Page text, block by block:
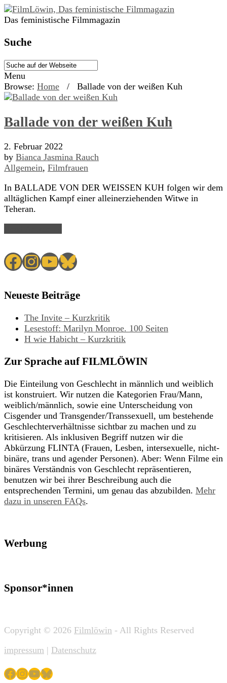
Das feministische Filmmagazin
Suche
Menu
Browse: Home / Ballade von der weißen Kuh
Ballade von der weißen Kuh
2. Februar 2022
by Bianca Jasmina Rauch
Allgemein, Filmfrauen
In BALLADE VON DER WEISSEN KUH folgen wir dem
alltäglichen Kampf einer alleinerziehenden Witwe in
Teheran.
Facebook
Instagram
YouTube
Bluesky
Neueste Beiträge
The Invite – Kurzkritik
Lesestoff: Marilyn Monroe. 100 Seiten
H wie Habicht – Kurzkritik
Zur Sprache auf FILMLÖWIN
Die Einteilung von Geschlecht in männlich und weiblich
ist konstruiert. Wir nutzen die Kategorien Frau/Mann,
weiblich/männlich, sowie eine Unterscheidung von
Cisgender und Transgender/Transsexuell, um bestehende
Geschlechterverhältnisse sichtbar zu machen und zu
kritisieren. Als inklusiven Begriff nutzen wir die
Abkürzung FLINTA (Frauen, Lesben, intersexuelle, nicht-
binäre, trans und agender Personen). Aber: Wenn Filme ein
binäres Verständnis von Geschlecht repräsentieren,
benutzen wir bei ihrer Beschreibung auch die
entsprechenden Termini, um genau das abzubilden. Mehr
dazu in unseren FAQs.
Werbung
Sponsor*innen
Copyright © 2026 Filmlöwin - All Rights Reserved
impressum | Datenschutz
Facebook
Instagram
YouTube
Bluesky